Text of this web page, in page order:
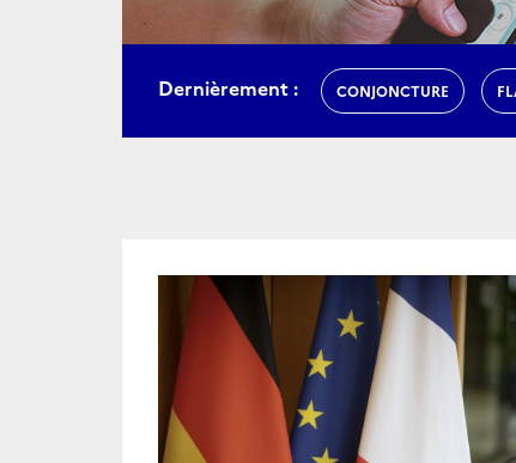
Dernièrement : CONJONCTURE